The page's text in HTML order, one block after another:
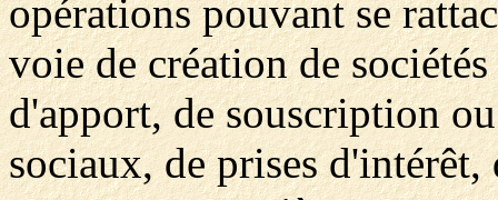
opérations pouvant se
voie de création de
d'apport, de souscription
sociaux, de prises